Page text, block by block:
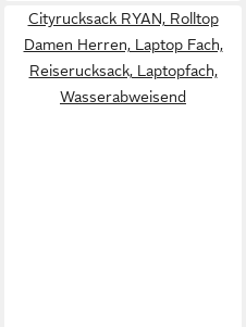
Cityrucksack RYAN, Rolltop
Damen Herren, Laptop Fach,
Reiserucksack, Laptopfach,
Wasserabweisend